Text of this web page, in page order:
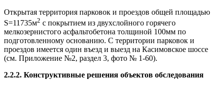
Открытая территория парковок и проездов общей площадью
S=11735м2 с покрытием из двухслойного горячего
мелкозернистого асфальтобетона толщиной 100мм по
подготовленному основанию. С территории парковок и
проездов имеется один въезд и выезд на Касимовское шоссе
(см. Приложение №2, раздел 3, фото № 1-60).
2.2.2. Конструктивные решения объектов обследования